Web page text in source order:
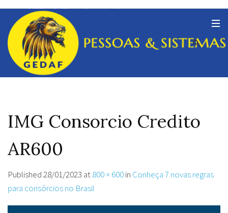
IMG Consorcio Credito
AR600
Published28/01/2023 at800 × 600in Conheça 7 novas regras
para consórcios no Brasil